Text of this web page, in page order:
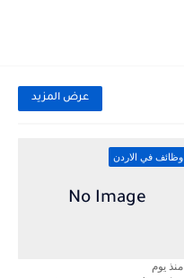
عرض المزيد
وظائف في الاردن
منذ يوم